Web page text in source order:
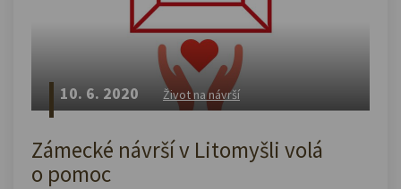
10. 6. 2020 Život na návrší
Zámecké návrší v Litomyšli volá
o pomoc